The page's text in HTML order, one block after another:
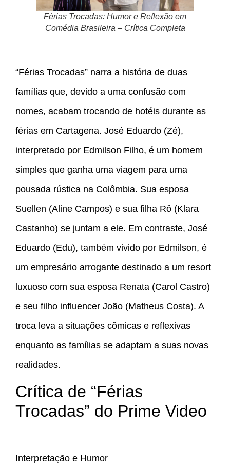
Férias Trocadas: Humor e Reflexão em
Comédia Brasileira – Crítica Completa
“Férias Trocadas” narra a história de duas
famílias que, devido a uma confusão com
nomes, acabam trocando de hotéis durante as
férias em Cartagena. José Eduardo (Zé),
interpretado por Edmilson Filho, é um homem
simples que ganha uma viagem para uma
pousada rústica na Colômbia. Sua esposa
Suellen (Aline Campos) e sua filha Rô (Klara
Castanho) se juntam a ele. Em contraste, José
Eduardo (Edu), também vivido por Edmilson, é
um empresário arrogante destinado a um resort
luxuoso com sua esposa Renata (Carol Castro)
e seu filho influencer João (Matheus Costa). A
troca leva a situações cômicas e reflexivas
enquanto as famílias se adaptam a suas novas
realidades.
Crítica de “Férias
Trocadas” do Prime Video
Interpretação e Humor